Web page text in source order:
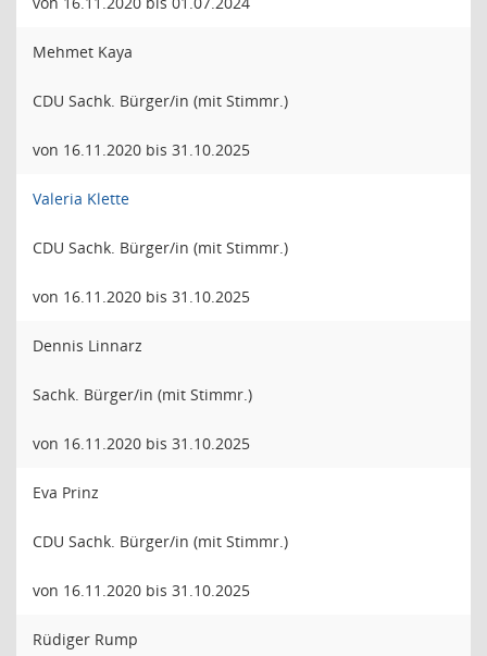
Mehmet Kaya
CDU Sachk. Bürger/in (mit Stimmr.)
von 16.11.2020 bis 31.10.2025
Valeria Klette
CDU Sachk. Bürger/in (mit Stimmr.)
von 16.11.2020 bis 31.10.2025
Dennis Linnarz
Sachk. Bürger/in (mit Stimmr.)
von 16.11.2020 bis 31.10.2025
Eva Prinz
CDU Sachk. Bürger/in (mit Stimmr.)
von 16.11.2020 bis 31.10.2025
Rüdiger Rump